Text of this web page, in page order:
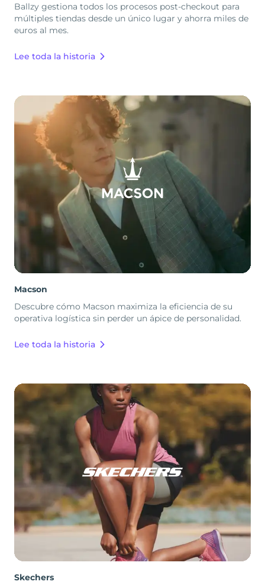
Ballzy gestiona todos los procesos post-checkout para
múltiples tiendas desde un único lugar y ahorra miles de
euros al mes.
Lee toda la historia
Macson
Descubre cómo Macson maximiza la eficiencia de su
operativa logística sin perder un ápice de personalidad.
Lee toda la historia
Skechers